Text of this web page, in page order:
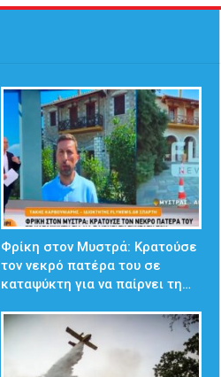
Φρίκη στον Μυστρά: Κρατούσε
τον νεκρό πατέρα του σε
καταψύκτη για να παίρνει τη…